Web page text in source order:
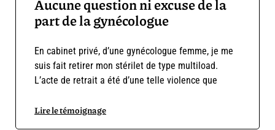
Aucune question ni excuse de la
part de la gynécologue
En cabinet privé, d’une gynécologue femme, je me
suis fait retirer mon stérilet de type multiload.
L’acte de retrait a été d’une telle violence que
Lire le témoignage